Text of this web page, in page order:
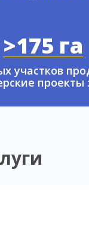
>175 га
участков
проекты